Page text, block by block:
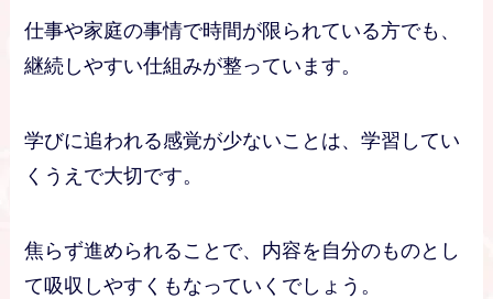
仕事や家庭の事情で時間が限られている方でも、
継続しやすい仕組みが整っています。
学びに追われる感覚が少ないことは、学習してい
くうえで大切です。
焦らず進められることで、内容を自分のものとし
て吸収しやすくもなっていくでしょう。